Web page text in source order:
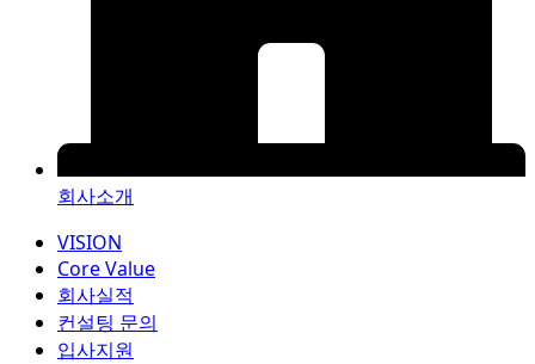
회사소개
VISION
Core Value
회사실적
컨설팅 문의
입사지원